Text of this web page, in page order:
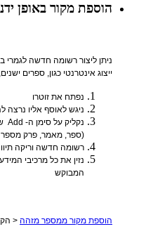
הוספת מקור באופן
ניתן ליצור רשומה חדשה לגמרי
ייצוג אינטרנטי כגון, ספרים
נפתח את זוטרו
ניגש לאוסף אליו נרצה
נקליק על סימן ה- Add
(ספר, מאמר, פרק מספר
רשומה חדשה וריקה
נזין את כל מרכיבי
המבוקש
הוספת מקור ממספר מזהה <